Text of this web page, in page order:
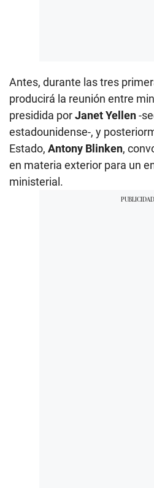
Antes, durante las tres
producirá la reunión entre
presidida porJanet Yellen-
estadounidense-, y
Estado, Antony Blinken,
en materia exterior para un
ministerial.